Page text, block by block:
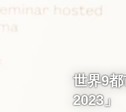
世界9
2023」